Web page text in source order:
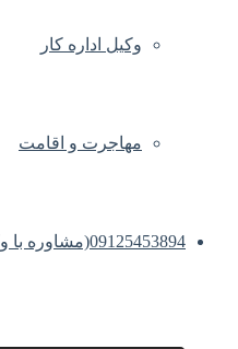
وکیل اداره کار
مهاجرت و اقامت
09125453894(مشاوره با وکیل)